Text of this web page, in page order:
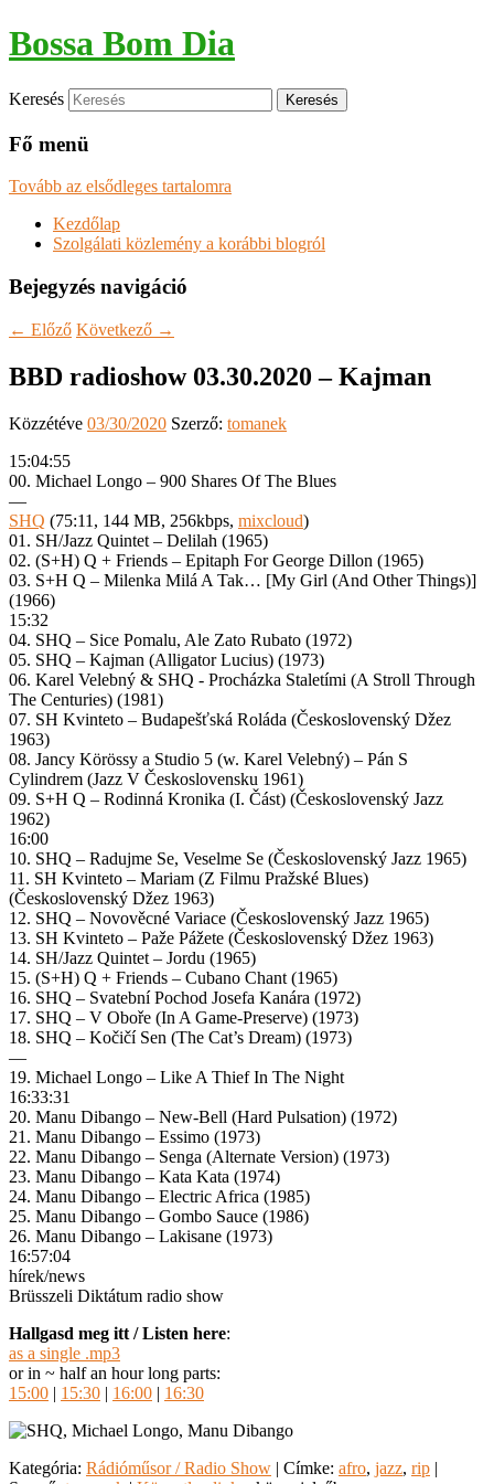
Bossa Bom Dia
Keresés
Fő menü
Tovább az elsődleges tartalomra
Kezdőlap
Szolgálati közlemény a korábbi blogról
Bejegyzés navigáció
← Előző Következő →
BBD radioshow 03.30.2020 – Kajman
Közzétéve 03/30/2020 Szerző: tomanek
15:04:55
00. Michael Longo – 900 Shares Of The Blues
—
SHQ (75:11, 144 MB, 256kbps, mixcloud)
01. SH/Jazz Quintet – Delilah (1965)
02. (S+H) Q + Friends – Epitaph For George Dillon (1965)
03. S+H Q – Milenka Milá A Tak… [My Girl (And Other Things)]
(1966)
15:32
04. SHQ – Sice Pomalu, Ale Zato Rubato (1972)
05. SHQ – Kajman (Alligator Lucius) (1973)
06. Karel Velebný & SHQ ‎- Procházka Staletími (A Stroll Through
The Centuries) (1981)
07. SH Kvinteto – Budapešťská Roláda (Československý Džez
1963)
08. Jancy Körössy a Studio 5 (w. Karel Velebný) – Pán S
Cylindrem (Jazz V Československu 1961)
09. S+H Q – Rodinná Kronika (I. Část) (Československý Jazz
1962)
16:00
10. SHQ – Radujme Se, Veselme Se (Československý Jazz 1965)
11. SH Kvinteto – Mariam (Z Filmu Pražské Blues)
(Československý Džez 1963)
12. SHQ – Novověcné Variace (Československý Jazz 1965)
13. SH Kvinteto – Paže Pážete (Československý Džez 1963)
14. SH/Jazz Quintet – Jordu (1965)
15. (S+H) Q + Friends – Cubano Chant (1965)
16. SHQ – Svatební Pochod Josefa Kanára (1972)
17. SHQ – V Oboře (In A Game-Preserve) (1973)
18. SHQ – Kočičí Sen (The Cat’s Dream) (1973)
—
19. Michael Longo – Like A Thief In The Night
16:33:31
20. Manu Dibango – New-Bell (Hard Pulsation) (1972)
21. Manu Dibango – Essimo (1973)
22. Manu Dibango – Senga (Alternate Version) (1973)
23. Manu Dibango – Kata Kata (1974)
24. Manu Dibango – Electric Africa (1985)
25. Manu Dibango – Gombo Sauce (1986)
26. Manu Dibango – Lakisane (1973)
16:57:04
hírek/news
Brüsszeli Diktátum radio show
Hallgasd meg itt / Listen here:
as a single .mp3
or in ~ half an hour long parts:
15:00 | 15:30 | 16:00 | 16:30
Kategória: Rádióműsor / Radio Show | Címke: afro, jazz, rip |